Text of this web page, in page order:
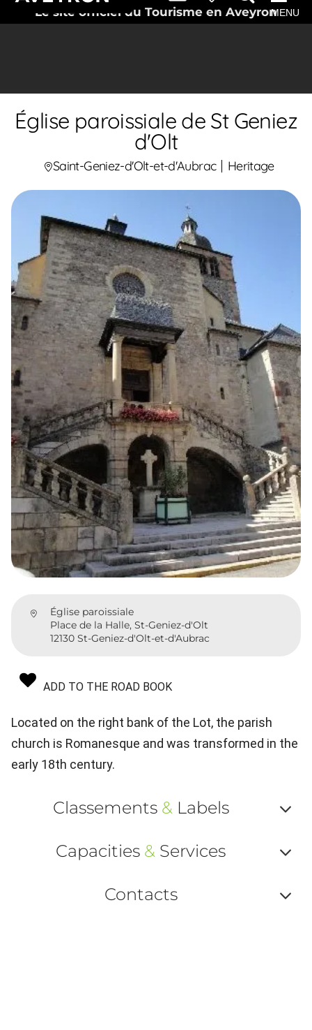
Le site officiel du Tourisme en AveyronMENU
Église paroissiale de St Geniez
d'Olt
Saint-Geniez-d'Olt-et-d'Aubrac Heritage
Église paroissiale
Place de la Halle, St-Geniez-d'Olt
12130 St-Geniez-d'Olt-et-d'Aubrac
ADD TO THE ROAD BOOK
Located on the right bank of the Lot, the parish
church is Romanesque and was transformed in the
early 18th century.
Classements & Labels
ou
Capacities & Services
ou
Contacts